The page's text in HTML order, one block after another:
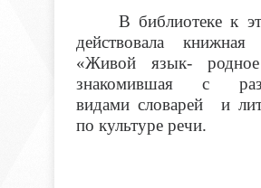
В библиотеке к
действовала книжная
«Живой язык-
знакомившая с
видами словарей и
по культуре речи.